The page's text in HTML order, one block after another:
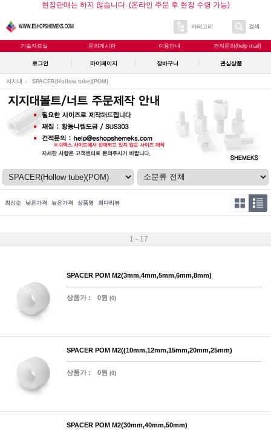
현장판매는 하지 않습니다. (온라인 주문 후 현장 수령 가능)
카테고리 검색
기술자료실 문의게시판 이용안내 견적문의(help mail)
로그인 마이페이지 장바구니 관심상품
지지대 SPACER(Hollow tube)(POM)
최신순 낮은가격 높은가격 상품명 최다리뷰
1 - 17
SPACER POM M2(3mm,4mm,5mm,6mm,8mm)
상품가 : 0원 (0)
SPACER POM M2((10mm,12mm,15mm,20mm,25mm)
상품가 : 0원 (0)
SPACER POM M2(30mm,40mm,50mm)